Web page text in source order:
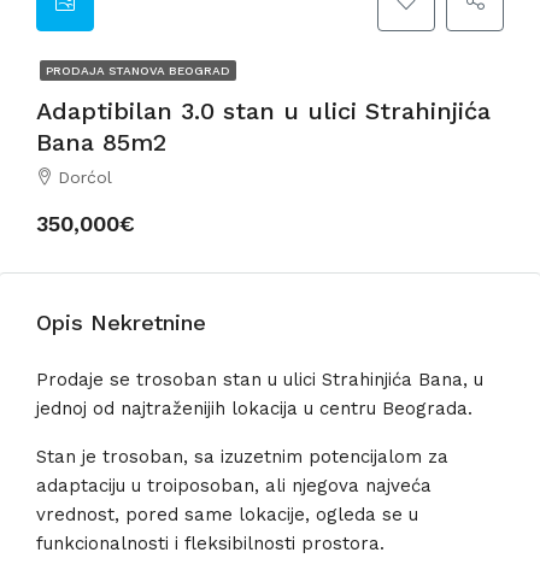
PRODAJA STANOVA BEOGRAD
Adaptibilan 3.0 stan u ulici Strahinjića
Bana 85m2
Dorćol
350,000€
Opis Nekretnine
Prodaje se trosoban stan u ulici Strahinjića Bana, u
jednoj od najtraženijih lokacija u centru Beograda.
Stan je trosoban, sa izuzetnim potencijalom za
adaptaciju u troiposoban, ali njegova najveća
vrednost, pored same lokacije, ogleda se u
funkcionalnosti i fleksibilnosti prostora.